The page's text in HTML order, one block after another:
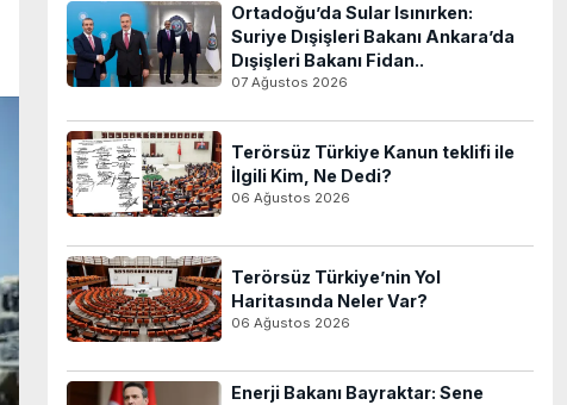
Ortadoğu’da Sular Isınırken:
Suriye Dışişleri Bakanı Ankara’da
Dışişleri Bakanı Fidan..
07 Ağustos 2026
Terörsüz Türkiye Kanun teklifi ile
İlgili Kim, Ne Dedi?
06 Ağustos 2026
Terörsüz Türkiye’nin Yol
Haritasında Neler Var?
06 Ağustos 2026
Enerji Bakanı Bayraktar: Sene